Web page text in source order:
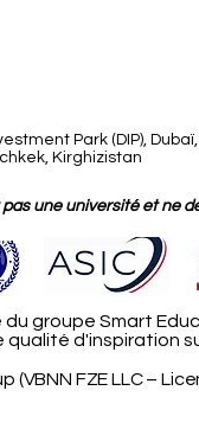
Park (DIP),
Kirghizistan
une université et ne
du groupe Smart
qualité d'inspiration
(VBNN FZE LLC –